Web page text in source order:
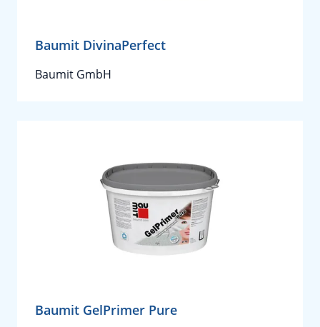
Baumit DivinaPerfect
Baumit GmbH
Baumit GelPrimer Pure